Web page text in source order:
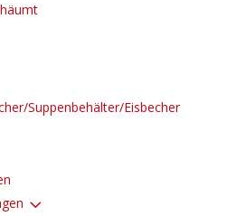
Suppenbehälter/Eisbecher
3